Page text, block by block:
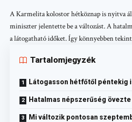
A Karmelita kolostor hétköznap is nyitva
miniszter jelentette be a változást. A
a látogatható időket. Így könnyebben
Tartalomjegyzék
Látogasson hétfőtől péntekig
Hatalmas népszerűség
Mi változik pontosan